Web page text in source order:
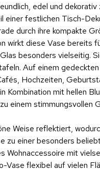
edel und
einer festlichen Tisch-
durch ihre kompakte
wirkt diese Vase bereits
besonders vielseitig.
Auf einem
Hochzeiten,
Kombination mit hellen
einem
Weise reflektiert,
zu einer besonders
Wohnaccessoire mit
Vase flexibel auf vielen